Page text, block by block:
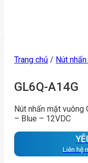
Trang chủ / Nút
GL6Q-A14G
Nút nhấn mặt vuông
– Blue – 12VDC
Liên hệ